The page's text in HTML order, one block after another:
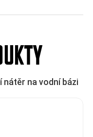
nátěr na vodní bázi